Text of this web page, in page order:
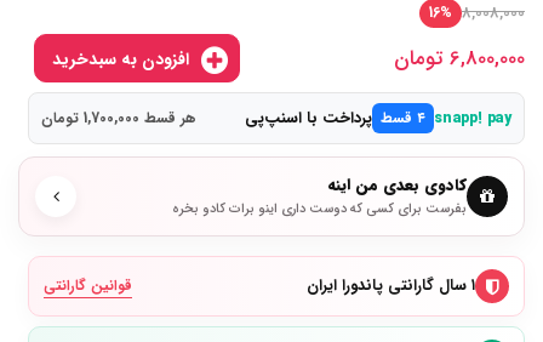
8,008,000
16%
6,800,000 تومان
snapp! pay ۴ قسط پرداخت با اسنپ‌پی هر قسط 1,700,000 تومان
کادوی بعدی من اینه
بفرست برای کسی که دوست داری اینو برات کادو بخره
۱ سال گارانتی پاندورا ایران قوانین گارانتی